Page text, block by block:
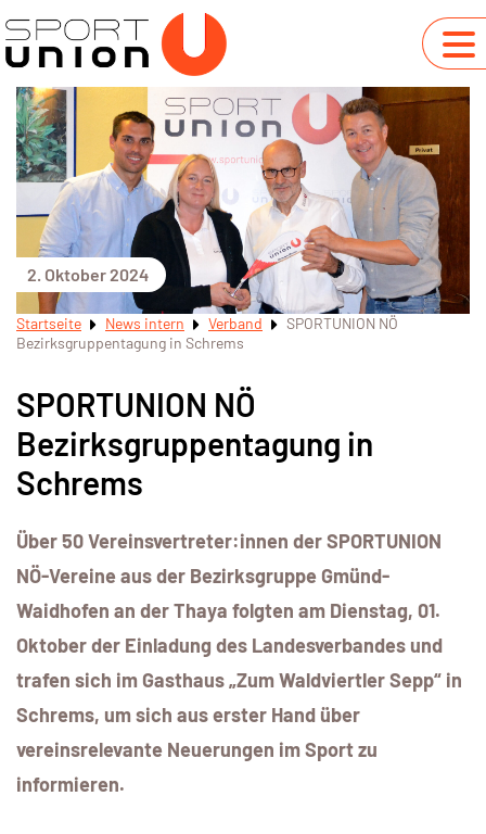
2. Oktober 2024
Startseite News intern Verband
SPORTUNION NÖ
Bezirksgruppentagung in Schrems
SPORTUNION NÖ
Bezirksgruppentagung in
Schrems
Über 50 Vereinsvertreter:innen der SPORTUNION
NÖ-Vereine aus der Bezirksgruppe Gmünd-
Waidhofen an der Thaya folgten am Dienstag, 01.
Oktober der Einladung des Landesverbandes und
trafen sich im Gasthaus „Zum Waldviertler Sepp“ in
Schrems, um sich aus erster Hand über
vereinsrelevante Neuerungen im Sport zu
informieren.